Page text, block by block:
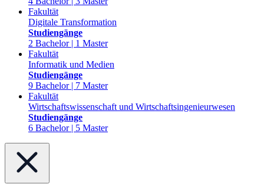
Fakultät
Digitale Transformation
Studiengänge
2 Bachelor | 1 Master
Fakultät
Informatik und Medien
Studiengänge
9 Bachelor | 7 Master
Fakultät
Wirtschaftswissenschaft und Wirtschaftsingenieurwesen
Studiengänge
6 Bachelor | 5 Master